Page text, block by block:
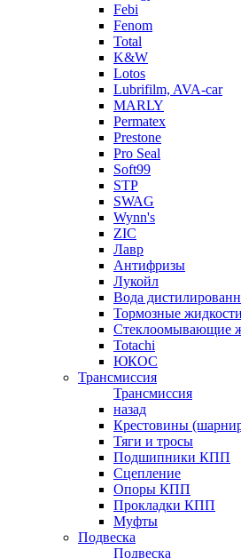
Febi
Fenom
Total
K&W
Lotos
Lubrifilm, AVA-car
MARLY
Permatex
Prestone
Pro Seal
Soft99
STP
SWAG
Wynn's
ZIC
Лавр
Антифризы
Лукойл
Вода
Тормозные жидкости
Стеклоомывающие
Totachi
ЮКОС
Трансмиссия
Трансмиссия
назад
Крестовины
Тяги и тросы
Подшипники КПП
Сцепление
Опоры КПП
Прокладки КПП
Муфты
Подвеска
Подвеска